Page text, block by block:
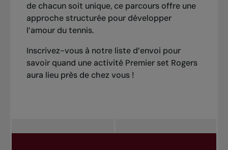
de chacun soit unique, ce parcours offre une
approche structurée pour développer
l’amour du tennis.
Inscrivez-vous à notre liste d’envoi pour
savoir quand une activité Premier set Rogers
aura lieu près de chez vous !